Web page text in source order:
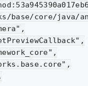
base/core/java/